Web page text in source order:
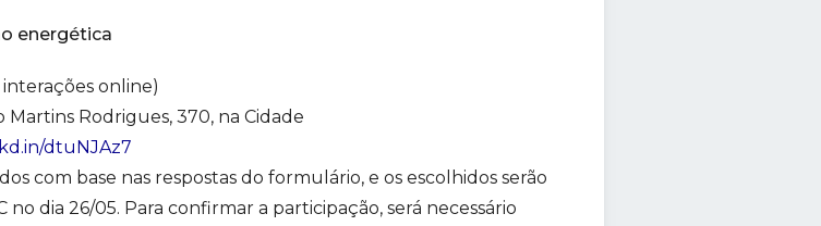
energética
interações online)
Martins Rodrigues, 370, na Cidade
dtuNJAz7
com base nas respostas do formulário, e os escolhidos serão
dia 26/05. Para confirmar a participação, será necessário